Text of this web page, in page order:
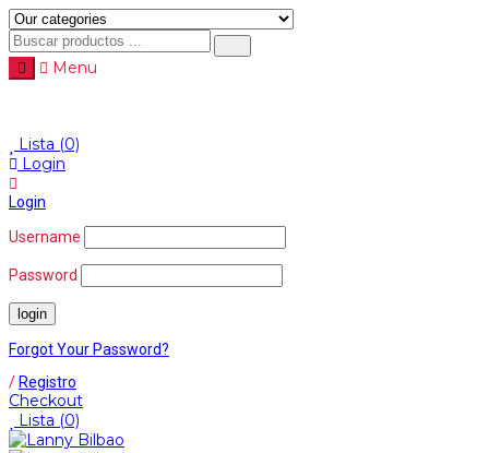
Menu
Lista (0)
Login
Login
Username
Password
Forgot Your Password?
/ Registro
Checkout
Lista (0)